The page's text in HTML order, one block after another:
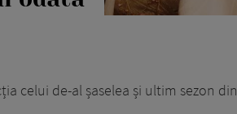
celui de-al șaselea și ultim sezon din